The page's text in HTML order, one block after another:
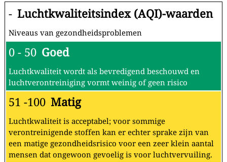
- Luchtkwaliteitsindex (AQI)-waarden
Niveaus van gezondheidsproblemen
0 - 50 Goed
Luchtkwaliteit wordt als bevredigend beschouwd en
luchtverontreiniging vormt weinig of geen risico
51 -100 Matig
Luchtkwaliteit is acceptabel; voor sommige
verontreinigende stoffen kan er echter sprake zijn van
een matige gezondheidsrisico voor een zeer klein aantal
mensen dat ongewoon gevoelig is voor luchtvervuiling.